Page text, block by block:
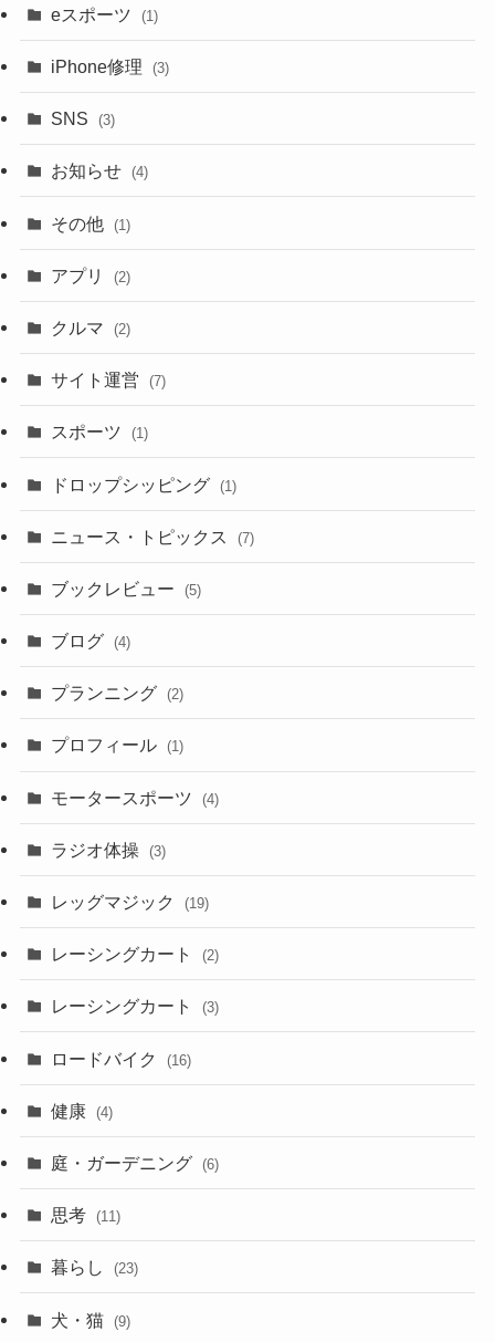
eスポーツ (1)
iPhone修理 (3)
SNS (3)
お知らせ (4)
その他 (1)
アプリ (2)
クルマ (2)
サイト運営 (7)
スポーツ (1)
ドロップシッピング (1)
ニュース・トピックス (7)
ブックレビュー (5)
ブログ (4)
プランニング (2)
プロフィール (1)
モータースポーツ (4)
ラジオ体操 (3)
レッグマジック (19)
レーシングカート (2)
レーシングカート (3)
ロードバイク (16)
健康 (4)
庭・ガーデニング (6)
思考 (11)
暮らし (23)
犬・猫 (9)